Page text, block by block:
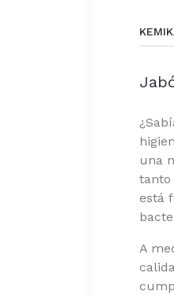
una
tanto
está
A